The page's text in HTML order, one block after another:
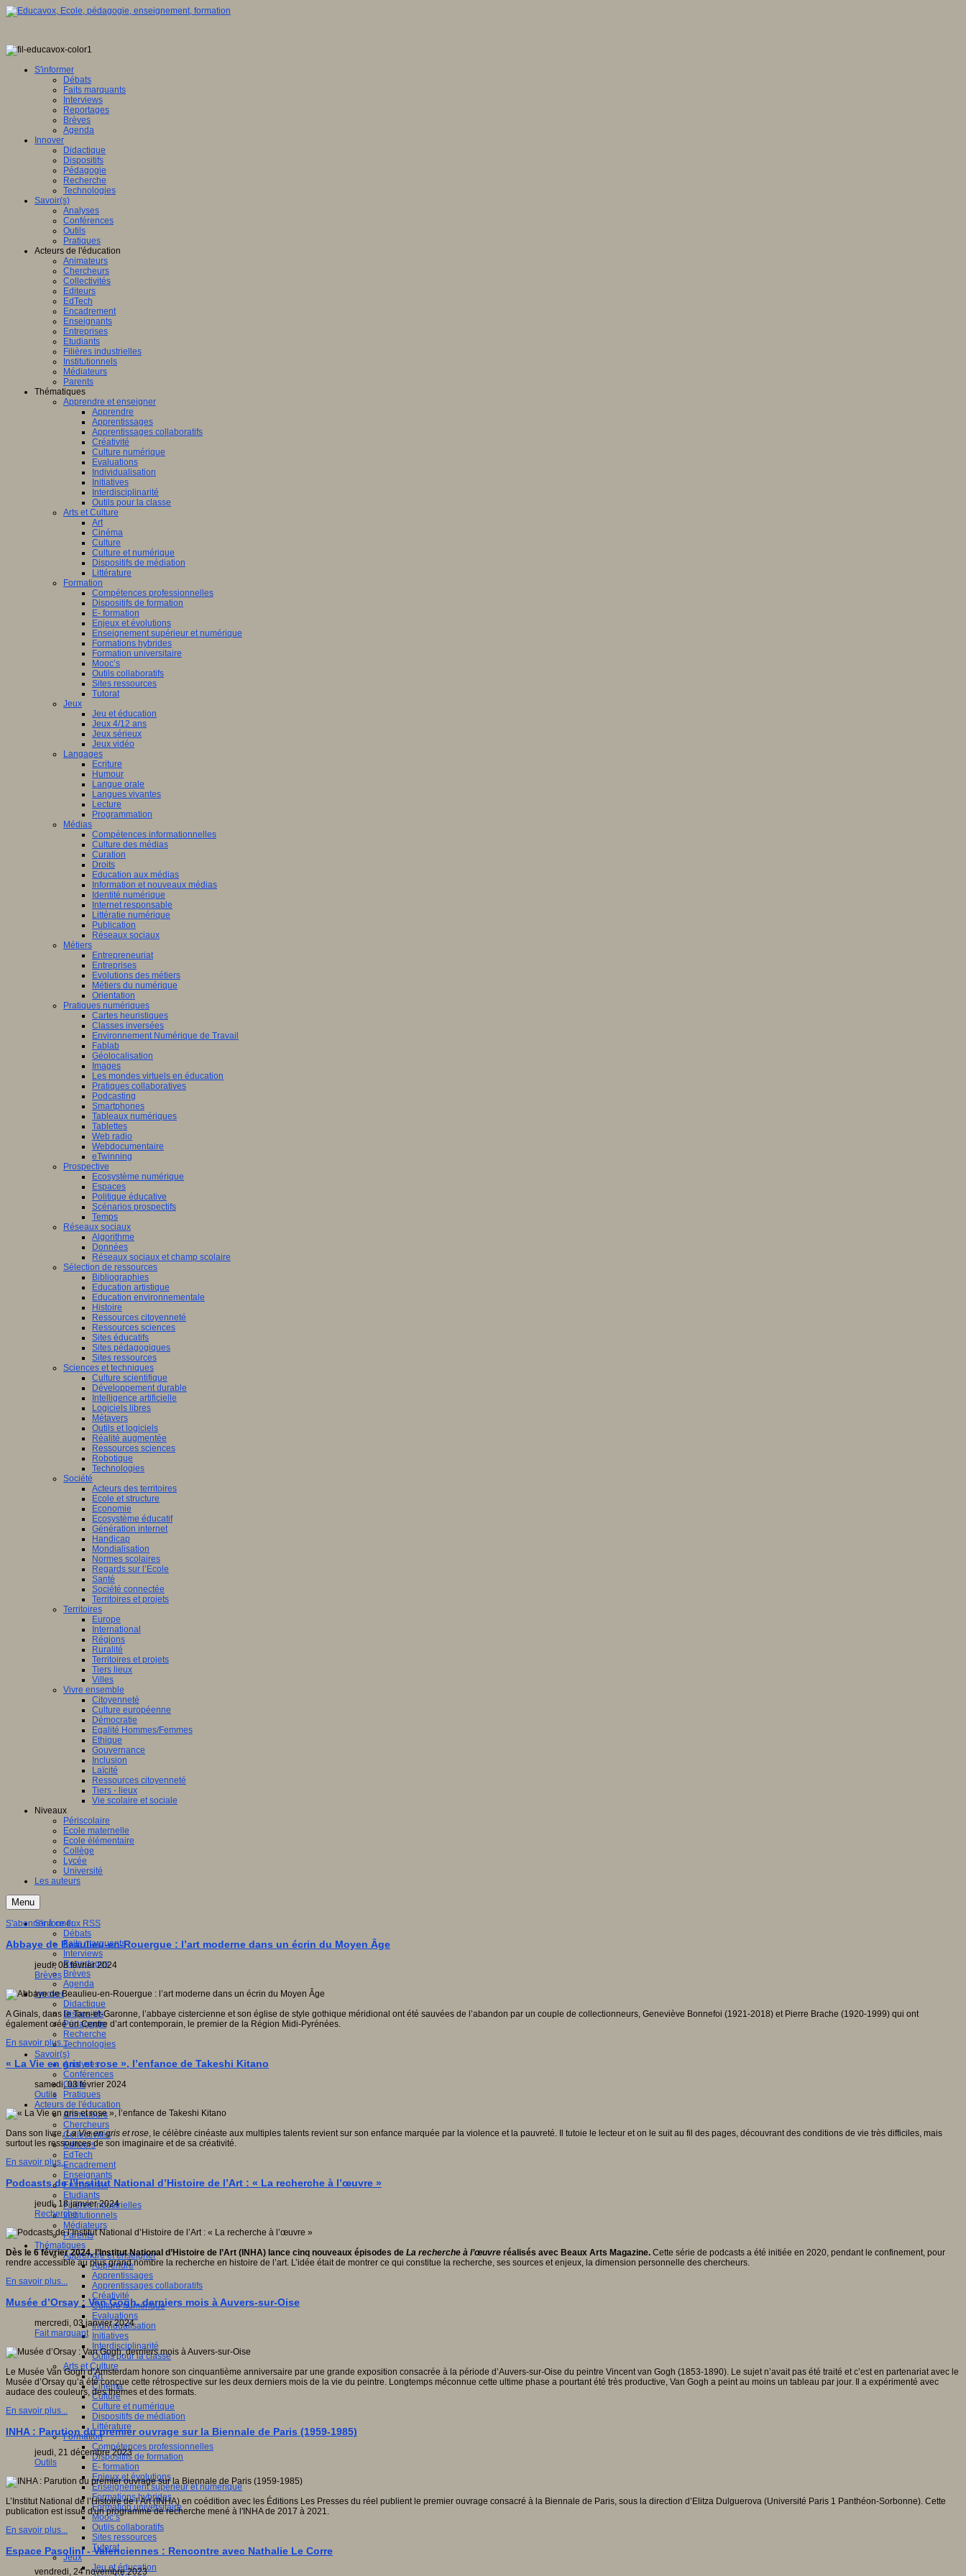
S'informer
Débats
Faits marquants
Interviews
Reportages
Brèves
Agenda
Innover
Didactique
Dispositifs
Pédagogie
Recherche
Technologies
Savoir(s)
Analyses
Conférences
Outils
Pratiques
Acteurs de l'éducation
Animateurs
Chercheurs
Collectivités
Editeurs
EdTech
Encadrement
Enseignants
Entreprises
Etudiants
Filières industrielles
Institutionnels
Médiateurs
Parents
Thématiques
Apprendre et enseigner
Apprendre
Apprentissages
Apprentissages collaboratifs
Créativité
Culture numérique
Evaluations
Individualisation
Initiatives
Interdisciplinarité
Outils pour la classe
Arts et Culture
Art
Cinéma
Culture
Culture et numérique
Dispositifs de médiation
Littérature
Formation
Compétences professionnelles
Dispositifs de formation
E- formation
Enjeux et évolutions
Enseignement supérieur et numérique
Formations hybrides
Formation universitaire
Mooc’s
Outils collaboratifs
Sites ressources
Tutorat
Jeux
Jeu et éducation
Jeux 4/12 ans
Jeux sérieux
Jeux vidéo
Langages
Ecriture
Humour
Langue orale
Langues vivantes
Lecture
Programmation
Médias
Compétences informationnelles
Culture des médias
Curation
Droits
Education aux médias
Information et nouveaux médias
Identité numérique
Internet responsable
Littératie numérique
Publication
Réseaux sociaux
Métiers
Entrepreneuriat
Entreprises
Evolutions des métiers
Métiers du numérique
Orientation
Pratiques numériques
Cartes heuristiques
Classes inversées
Environnement Numérique de Travail
Fablab
Géolocalisation
Images
Les mondes virtuels en éducation
Pratiques collaboratives
Podcasting
Smartphones
Tableaux numériques
Tablettes
Web radio
Webdocumentaire
eTwinning
Prospective
Ecosystème numérique
Espaces
Politique éducative
Scénarios prospectifs
Temps
Réseaux sociaux
Algorithme
Données
Réseaux sociaux et champ scolaire
Sélection de ressources
Bibliographies
Education artistique
Education environnementale
Histoire
Ressources citoyenneté
Ressources sciences
Sites éducatifs
Sites pédagogiques
Sites ressources
Sciences et techniques
Culture scientifique
Développement durable
Intelligence artificielle
Logiciels libres
Métavers
Outils et logiciels
Réalité augmentée
Ressources sciences
Robotique
Technologies
Société
Acteurs des territoires
Ecole et structure
Economie
Ecosystème éducatif
Génération internet
Handicap
Mondialisation
Normes scolaires
Regards sur l’Ecole
Santé
Société connectée
Territoires et projets
Territoires
Europe
International
Régions
Ruralité
Territoires et projets
Tiers lieux
Villes
Vivre ensemble
Citoyenneté
Culture européenne
Démocratie
Egalité Hommes/Femmes
Ethique
Gouvernance
Inclusion
Laïcité
Ressources citoyenneté
Tiers - lieux
Vie scolaire et sociale
Niveaux
Périscolaire
Ecole maternelle
Ecole élémentaire
Collège
Lycée
Université
Les auteurs
Menu
S'informer
Débats
Faits marquants
Interviews
Reportages
Brèves
Agenda
Innover
Didactique
Dispositifs
Pédagogie
Recherche
Technologies
Savoir(s)
Analyses
Conférences
Outils
Pratiques
Acteurs de l'éducation
Animateurs
Chercheurs
Collectivités
Editeurs
EdTech
Encadrement
Enseignants
Entreprises
Etudiants
Filières industrielles
Institutionnels
Médiateurs
Parents
Thématiques
Apprendre et enseigner
Apprendre
Apprentissages
Apprentissages collaboratifs
Créativité
Culture numérique
Evaluations
Individualisation
Initiatives
Interdisciplinarité
Outils pour la classe
Arts et Culture
Art
Cinéma
Culture
Culture et numérique
Dispositifs de médiation
Littérature
Formation
Compétences professionnelles
Dispositifs de formation
E- formation
Enjeux et évolutions
Enseignement supérieur et numérique
Formations hybrides
Formation universitaire
Mooc’s
Outils collaboratifs
Sites ressources
Tutorat
Jeux
Jeu et éducation
S'abonner à ce flux RSS
Abbaye de Beaulieu-en-Rouergue : l’art moderne dans un écrin du Moyen Âge
jeudi, 08 février 2024
Brèves
A Ginals, dans le Tarn-et-Garonne, l’abbaye cistercienne et son église de style gothique méridional ont été sauvées de l’abandon par un couple de collectionneurs, Geneviève Bonnefoi (1921-2018) et Pierre Brache (1920-1999) qui ont
également créé un Centre d’art contemporain, le premier de la Région Midi-Pyrénées.
En savoir plus...
« La Vie en gris et rose », l’enfance de Takeshi Kitano
samedi, 03 février 2024
Outils
Dans son livre,La Vie en gris et rose, le célèbre cinéaste aux multiples talents revient sur son enfance marquée par la violence et la pauvreté. Il tutoie le lecteur et on le suit au fil des pages, découvrant des conditions de vie très difficiles, mais
surtout les ressources de son imaginaire et de sa créativité.
En savoir plus...
Podcasts de l’Institut National d’Histoire de l’Art : « La recherche à l’œuvre »
jeudi, 18 janvier 2024
Recherche
Dès le 6 février 2024, l’Institut National d’Histoire de l’Art (INHA) lance cinq nouveaux épisodes de La recherche à l’œuvre réalisés avec Beaux Arts Magazine. Cette série de podcasts a été initiée en 2020, pendant le confinement, pour
rendre accessible au plus grand nombre la recherche en histoire de l’art. L’idée était de montrer ce qui constitue la recherche, ses sources et enjeux, la dimension personnelle des chercheurs.
En savoir plus...
Musée d’Orsay : Van Gogh, derniers mois à Auvers-sur-Oise
mercredi, 03 janvier 2024
Fait marquant
Le Musée Van Gogh d’Amsterdam honore son cinquantième anniversaire par une grande exposition consacrée à la période d’Auvers-sur-Oise du peintre Vincent van Gogh (1853-1890). Le sujet n’avait pas été traité et c’est en partenariat avec le
Musée d’Orsay qu’a été conçue cette rétrospective sur les deux derniers mois de la vie du peintre. Longtemps méconnue cette ultime phase a pourtant été très productive, Van Gogh a peint au moins un tableau par jour. Il a expérimenté avec
audace des couleurs, des thèmes et des formats.
En savoir plus...
INHA : Parution du premier ouvrage sur la Biennale de Paris (1959-1985)
jeudi, 21 décembre 2023
Outils
L’Institut National de l’Histoire de l’Art (INHA) en coédition avec les Éditions Les Presses du réel publient le premier ouvrage consacré à la Biennale de Paris, sous la direction d’Elitza Dulguerova (Université Paris 1 Panthéon-Sorbonne). Cette
publication est issue d'un programme de recherche mené à l'INHA de 2017 à 2021.
En savoir plus...
Espace Pasolini - Valenciennes : Rencontre avec Nathalie Le Corre
vendredi, 24 novembre 2023